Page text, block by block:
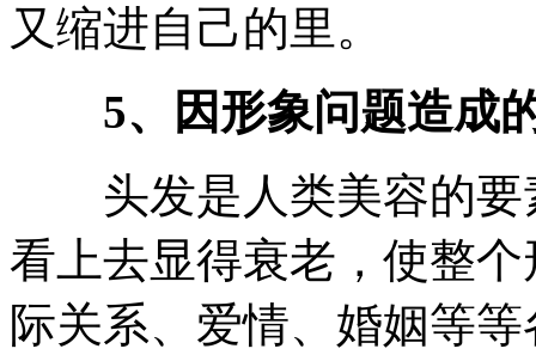
又缩进自己的里。
5、因形象问题造成
头发是人类美容的要
看上去显得衰老，使整
际关系、爱情、婚姻等